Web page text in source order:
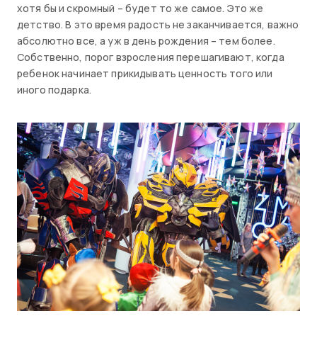
хотя бы и скромный – будет то же самое. Это же
детство. В это время радость не заканчивается, важно
абсолютно все, а уж в день рождения – тем более.
Собственно, порог взросления перешагивают, когда
ребенок начинает прикидывать ценность того или
иного подарка.